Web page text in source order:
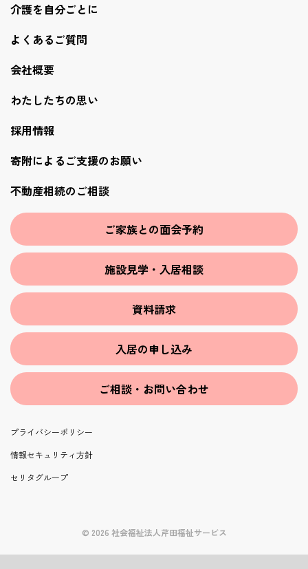
介護を自分ごとに
よくあるご質問
会社概要
わたしたちの思い
採用情報
寄附によるご支援のお願い
不動産相続のご相談
ご家族との面会予約
施設見学・入居相談
資料請求
入居の申し込み
ご相談・お問い合わせ
プライバシーポリシー
情報セキュリティ方針
セリタグループ
© 2026 社会福祉法人芹田福祉サービス